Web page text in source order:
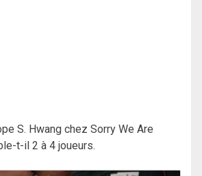
S. Hwang chez Sorry We Are
t-il 2 à 4 joueurs.